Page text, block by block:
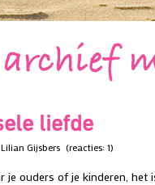
liefde
Lilian Gijsbers (reacties: 1)
je ouders of je kinderen, het